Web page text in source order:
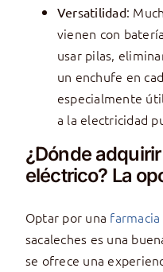
Versatilidad:
vienen con
usar pilas,
un enchufe en
especialmente
a la electricidad
¿Dónde
eléctrico? La
Optar por una farmacia
sacaleches es una
se ofrece una